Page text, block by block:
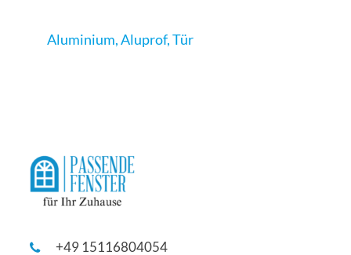
Aluminium,Aluprof,Tür
+49 15116804054